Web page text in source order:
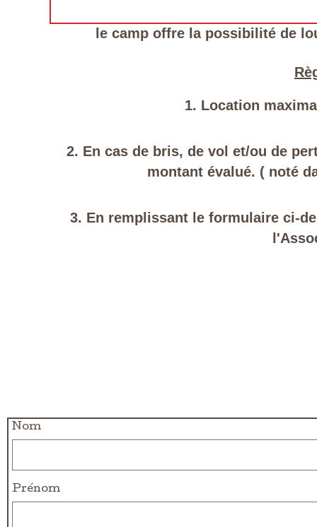
le camp offre la possibilité de
1. Location
2. En cas de bris, de vol et/ou de
montant évalué. ( noté
3. En remplissant le formulaire ci-
Nom
Prénom